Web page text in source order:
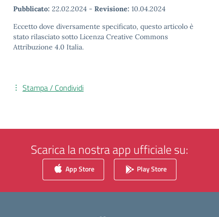
Pubblicato: 22.02.2024 - Revisione: 10.04.2024
Eccetto dove diversamente specificato, questo articolo è
stato rilasciato sotto Licenza Creative Commons
Attribuzione 4.0 Italia.
Stampa / Condividi
Scarica la nostra app ufficiale su:
App Store Play Store